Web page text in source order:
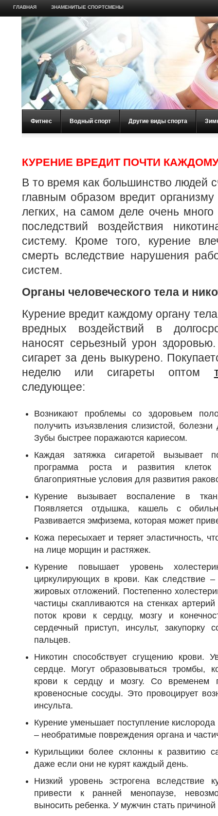
ГЛАВНАЯ ЗНАМЕНИТЫЕ СПОРТСМЕНЫ
Фитнес Водный спорт Другие виды спорта
КУРЕНИЕ ВРЕДИТ ПОЧТИ
В то время как большинство людей
главным образом вредит
легких, на самом деле очень
последствий воздействия
систему. Кроме того, курение
смерть вследствие нарушения
систем.
Органы человеческого тела и
Курение вредит каждому органу
вредных воздействий в
наносят серьезный урон
сигарет за день выкурено.
неделю или сигареты оптом
следующее:
Возникают проблемы со здоровьем
получить изъязвления слизистой,
Зубы быстрее поражаются кариесом.
Каждая затяжка сигаретой вызывает
программа роста и развития клеток
благоприятные условия для развития
Курение вызывает воспаление в
Появляется отдышка, кашель с
Развивается эмфизема, которая может
Кожа пересыхает и теряет эластичность,
на лице морщин и растяжек.
Курение повышает уровень
циркулирующих в крови. Как следствие –
жировых отложений. Постепенно
частицы скапливаются на стенках
поток крови к сердцу, мозгу и
сердечный приступ, инсульт, закупорку
пальцев.
Никотин способствует сгущению крови.
сердце. Могут образовываться тромбы,
крови к сердцу и мозгу. Со временем
кровеносные сосуды. Это провоцирует
инсульта.
Курение уменьшает поступление кислорода
– необратимые повреждения органа и
Курильщики более склонны к развитию
даже если они не курят каждый день.
Низкий уровень эстрогена вследствие
привести к ранней менопаузе,
выносить ребенка. У мужчин стать